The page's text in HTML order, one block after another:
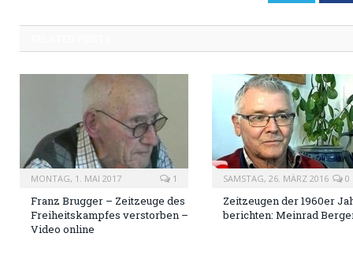
MONTAG, 1. MAI 2017 1
Franz Brugger – Zeitzeuge des
Freiheitskampfes verstorben –
Video online
SAMSTAG, 26. MÄRZ 2016 0
Zeitzeugen der 1960er
berichten: Meinrad